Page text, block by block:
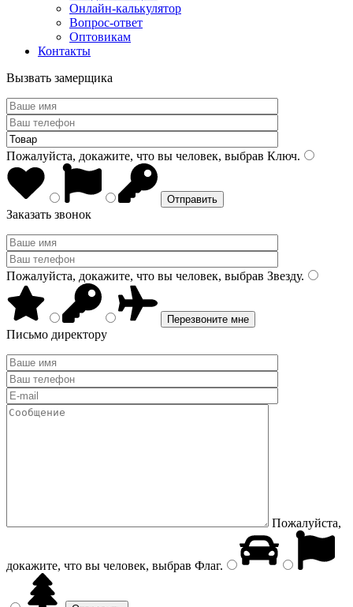
Онлайн-калькулятор
Вопрос-ответ
Оптовикам
Контакты
Вызвать замерщика
Пожалуйста, докажите, что вы человек, выбрав Ключ.
Заказать звонок
Пожалуйста, докажите, что вы человек, выбрав Звезду.
Письмо директору
Пожалуйста,
докажите, что вы человек, выбрав Флаг.